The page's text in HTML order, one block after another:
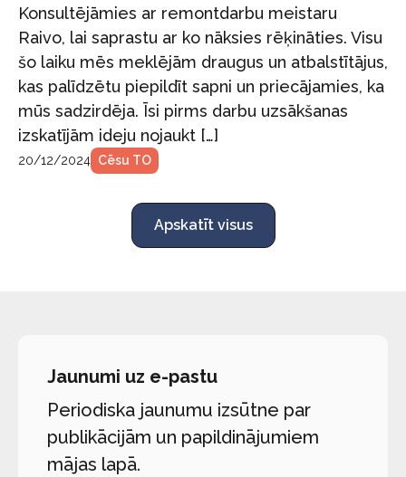
Konsultējāmies ar remontdarbu meistaru
Raivo, lai saprastu ar ko nāksies rēķināties. Visu
šo laiku mēs meklējām draugus un atbalstītājus,
kas palīdzētu piepildīt sapni un priecājamies, ka
mūs sadzirdēja. Īsi pirms darbu uzsākšanas
izskatījām ideju nojaukt […]
20/12/2024 Cēsu TO
Apskatīt visus
Jaunumi uz e-pastu
Periodiska jaunumu izsūtne par
publikācijām un papildinājumiem
mājas lapā.